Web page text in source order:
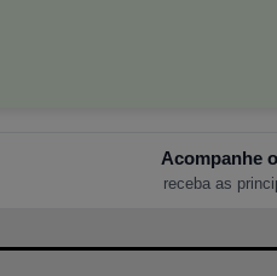
Acompanhe
receba as